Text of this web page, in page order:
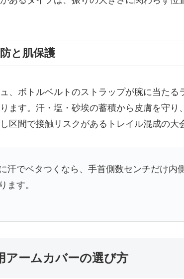
と肌保護
、ボトルベルトのストラップが腕に当たる
ます。汗・塩・砂埃の蓄積から皮膚を守り
区間で接触リスクがあるトレイル混成の大
汗でベタつくなら、手首側数センチだけ内
ます。
アームカバーの選び方